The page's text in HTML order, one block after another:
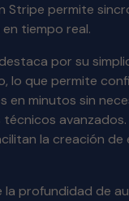
Stripe permite
tiempo real.
por su
lo que permite
en minutos sin
avanzados.
la creación de
la profundidad de